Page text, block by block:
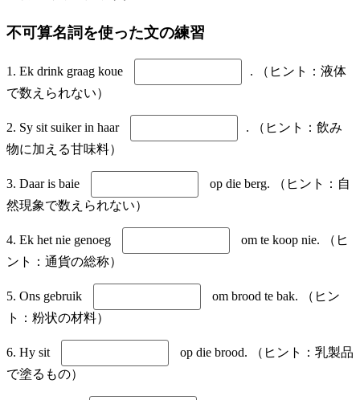
不可算名詞を使った文の練習
1. Ek drink graag koue
. （ヒント：液体
で数えられない）
2. Sy sit suiker in haar
. （ヒント：飲み
物に加える甘味料）
3. Daar is baie
op die berg. （ヒント：自
然現象で数えられない）
4. Ek het nie genoeg
om te koop nie. （ヒ
ント：通貨の総称）
5. Ons gebruik
om brood te bak. （ヒン
ト：粉状の材料）
6. Hy sit
op die brood. （ヒント：乳製品
で塗るもの）